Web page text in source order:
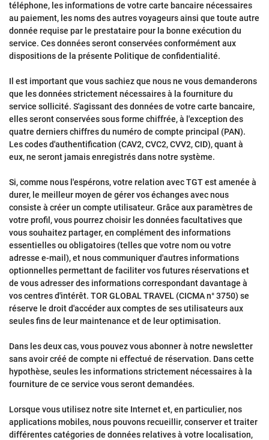
téléphone, les informations de votre carte bancaire nécessaires
au paiement, les noms des autres voyageurs ainsi que toute autre
donnée requise par le prestataire pour la bonne exécution du
service. Ces données seront conservées conformément aux
dispositions de la présente Politique de confidentialité.
Il est important que vous sachiez que nous ne vous demanderons
que les données strictement nécessaires à la fourniture du
service sollicité. S'agissant des données de votre carte bancaire,
elles seront conservées sous forme chiffrée, à l'exception des
quatre derniers chiffres du numéro de compte principal (PAN).
Les codes d'authentification (CAV2, CVC2, CVV2, CID), quant à
eux, ne seront jamais enregistrés dans notre système.
Si, comme nous l'espérons, votre relation avec TGT est amenée à
durer, le meilleur moyen de gérer vos échanges avec nous
consiste à créer un compte utilisateur. Grâce aux paramètres de
votre profil, vous pourrez choisir les données facultatives que
vous souhaitez partager, en complément des informations
essentielles ou obligatoires (telles que votre nom ou votre
adresse e-mail), et nous communiquer d'autres informations
optionnelles permettant de faciliter vos futures réservations et
de vous adresser des informations correspondant davantage à
vos centres d'intérêt. TOR GLOBAL TRAVEL (CICMA n° 3750) se
réserve le droit d'accéder aux comptes de ses utilisateurs aux
seules fins de leur maintenance et de leur optimisation.
Dans les deux cas, vous pouvez vous abonner à notre newsletter
sans avoir créé de compte ni effectué de réservation. Dans cette
hypothèse, seules les informations strictement nécessaires à la
fourniture de ce service vous seront demandées.
Lorsque vous utilisez notre site Internet et, en particulier, nos
applications mobiles, nous pouvons recueillir, conserver et traiter
différentes catégories de données relatives à votre localisation,